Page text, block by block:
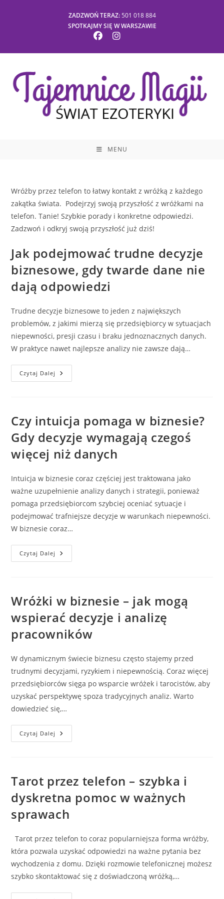
ZADZWOŃ TERAZ:501 018 884
SPOTKAJMY SIĘ W WARSZAWIE
MENU
Wróżby przez telefon to łatwy kontakt z wróżką z każdego
zakątka świata. Podejrzyj swoją przyszłość z wróżkami na
telefon. Tanie! Szybkie porady i konkretne odpowiedzi.
Zadzwoń i odkryj swoją przyszłość już dziś!
Jak podejmować trudne decyzje
biznesowe, gdy twarde dane nie
dają odpowiedzi
Trudne decyzje biznesowe to jeden z największych
problemów, z jakimi mierzą się przedsiębiorcy w sytuacjach
niepewności, presji czasu i braku jednoznacznych danych.
W praktyce nawet najlepsze analizy nie zawsze dają…
Czytaj Dalej Jak
Podejmować
Twarde
Dane
Nie
Dają
Odpowiedzi
Czy intuicja pomaga w biznesie?
Gdy decyzje wymagają czegoś
więcej niż danych
Intuicja w biznesie coraz częściej jest traktowana jako
ważne uzupełnienie analizy danych i strategii, ponieważ
pomaga przedsiębiorcom szybciej oceniać sytuacje i
podejmować trafniejsze decyzje w warunkach niepewności.
W biznesie coraz…
Czytaj Dalej Czy
Intuicja
Decyzje
Wymagają
Więcej
Niż
Danych
Wróżki w biznesie – jak mogą
wspierać decyzje i analizę
pracowników
W dynamicznym świecie biznesu często stajemy przed
trudnymi decyzjami, ryzykiem i niepewnością. Coraz więcej
przedsiębiorców sięga po wsparcie wróżek i tarocistów, aby
uzyskać perspektywę spoza tradycyjnych analiz. Warto
dowiedzieć się,…
Czytaj Dalej Wróżki
W
Decyzje
Analizę
Pracowników
Tarot przez telefon – szybka i
dyskretna pomoc w ważnych
sprawach
Tarot przez telefon to coraz popularniejsza forma wróżby,
która pozwala uzyskać odpowiedzi na ważne pytania bez
wychodzenia z domu. Dzięki rozmowie telefonicznej możesz
szybko skontaktować się z doświadczoną wróżką,…